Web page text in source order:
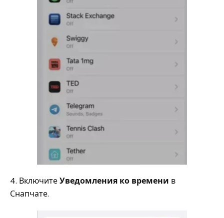
4. ВключитеУведомления ко времени в
Снапчате.